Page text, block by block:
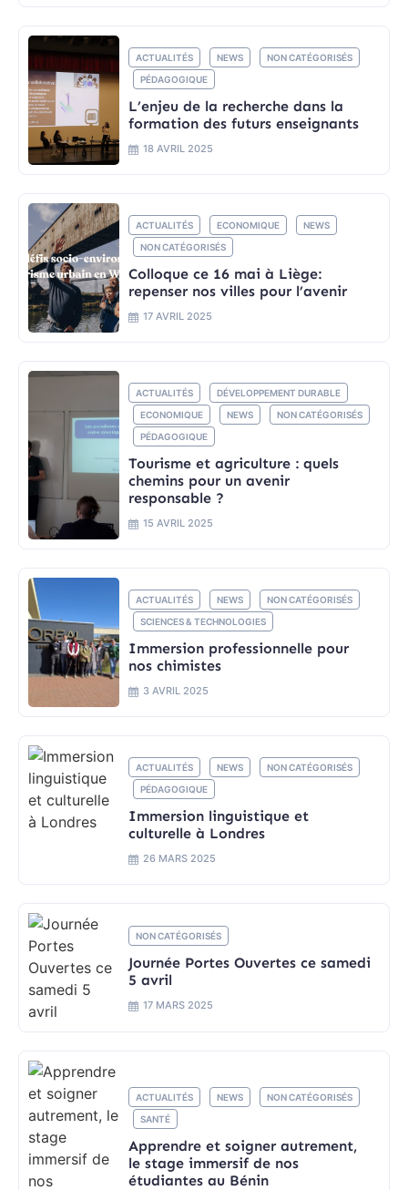
ACTUALITÉS NEWS
NON CATÉGORISÉS
PÉDAGOGIQUE
L’enjeu de la recherche dans la
formation des futurs enseignants
18 AVRIL 2025
ACTUALITÉS ECONOMIQUE
NEWS
NON CATÉGORISÉS
Colloque ce 16 mai à Liège:
repenser nos villes pour l’avenir
17 AVRIL 2025
ACTUALITÉS
DÉVELOPPEMENT DURABLE
ECONOMIQUE
NEWS
NON CATÉGORISÉS
PÉDAGOGIQUE
Tourisme et agriculture : quels
chemins pour un avenir
responsable ?
15 AVRIL 2025
ACTUALITÉS NEWS
NON CATÉGORISÉS
SCIENCES & TECHNOLOGIES
Immersion professionnelle pour
nos chimistes
3 AVRIL 2025
ACTUALITÉS NEWS
NON CATÉGORISÉS
PÉDAGOGIQUE
Immersion linguistique et
culturelle à Londres
26 MARS 2025
NON CATÉGORISÉS
Journée Portes Ouvertes ce samedi
5 avril
17 MARS 2025
ACTUALITÉS NEWS
NON CATÉGORISÉS
SANTÉ
Apprendre et soigner autrement,
le stage immersif de nos
étudiantes au Bénin